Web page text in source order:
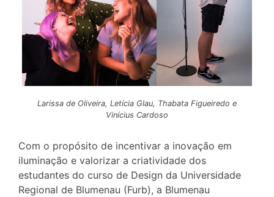
Larissa de Oliveira, Letícia Glau, Thabata Figueiredo e
Vinícius Cardoso
Com o propósito de incentivar a inovação em
iluminação e valorizar a criatividade dos
estudantes do curso de Design da Universidade
Regional de Blumenau (Furb), a Blumenau